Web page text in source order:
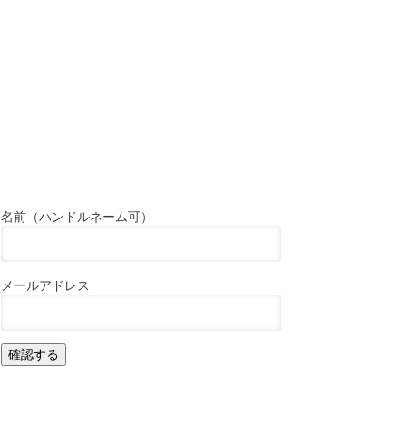
名前（ハンドルネーム可）
メールアドレス